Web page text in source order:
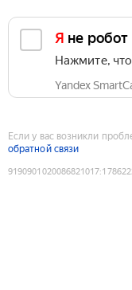
Я не робот
Нажмите,
Yandex
Если у вас возникли
обратной связи
9190901020086821017: